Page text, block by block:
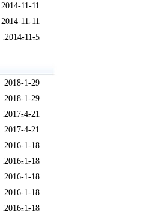
2014-11-11
2014-11-11
2014-11-5
2018-1-29
2018-1-29
2017-4-21
2017-4-21
2016-1-18
2016-1-18
2016-1-18
2016-1-18
2016-1-18